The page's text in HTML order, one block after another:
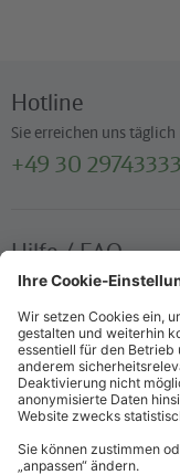
Hotline
Sie erreichen uns
+49 30 29743333
Hilfe / FAQ
Die wichtigsten
Verkaufsstellen
Ticketverkauf und